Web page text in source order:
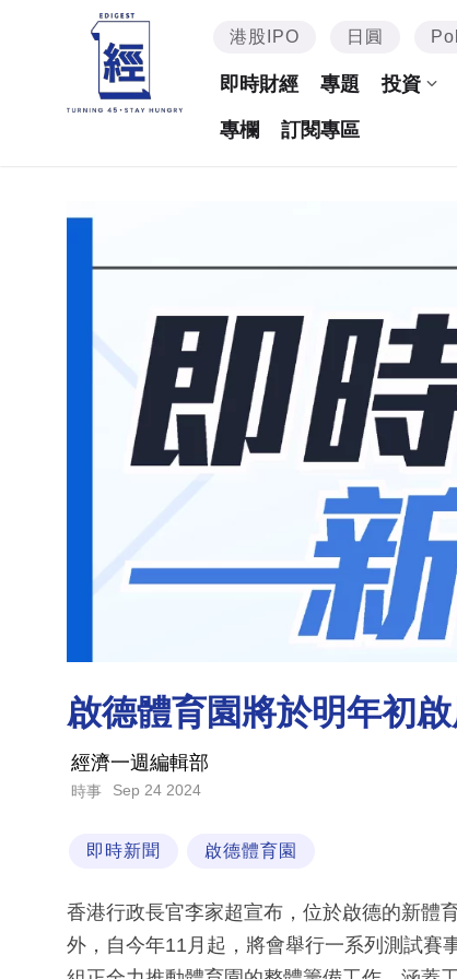
港股IPO 日圓
即時財經 專題 投資
專欄 訂閱專區
啟德體育園將於明年初
經濟一週編輯部
時事 Sep 24 2024
即時新聞 啟德體育園
香港行政長官李家超宣布，位於啟德的新體
外，自今年11月起，將會舉行一系列測試賽